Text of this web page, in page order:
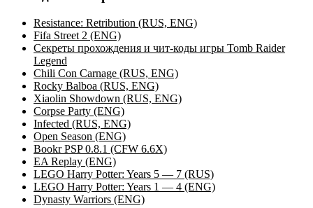
Resistance: Retribution (RUS, ENG)
Fifa Street 2 (ENG)
Секреты прохождения и чит-коды игры Tomb Raider
Legend
Chili Con Carnage (RUS, ENG)
Rocky Balboa (RUS, ENG)
Xiaolin Showdown (RUS, ENG)
Corpse Party (ENG)
Infected (RUS, ENG)
Open Season (ENG)
Bookr PSP 0.8.1 (CFW 6.6X)
EA Replay (ENG)
LEGO Harry Potter: Years 5 — 7 (RUS)
LEGO Harry Potter: Years 1 — 4 (ENG)
Dynasty Warriors (ENG)